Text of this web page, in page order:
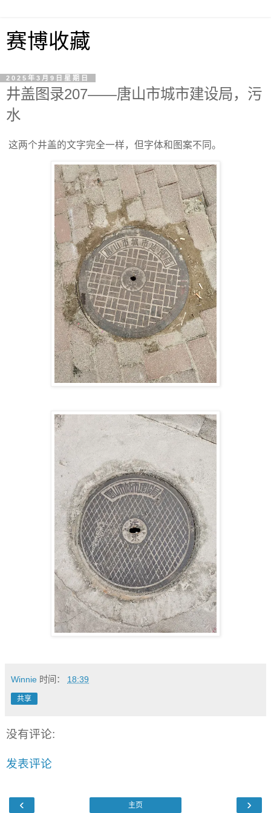
赛博收藏
2025年3月9日星期日
井盖图录207——唐山市城市建设局，污
水
这两个井盖的文字完全一样，但字体和图案不同。
Winnie 时间： 18:39
共享
没有评论:
发表评论
‹ ›
主页